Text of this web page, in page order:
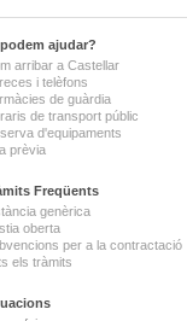
ajudar?
arribar a Castellar
i telèfons
de guàrdia
de transport públic
d'equipaments
prèvia
Freqüents
genèrica
oberta
per a la contractació
els tràmits